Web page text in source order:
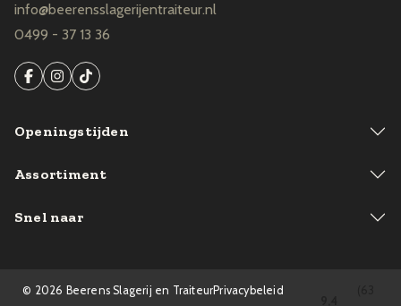
info@beerensslagerijentraiteur.nl
0499 - 37 13 36
Openingstijden
Assortiment
Snel naar
© 2026 Beerens Slagerij en TraiteurPrivacybeleid